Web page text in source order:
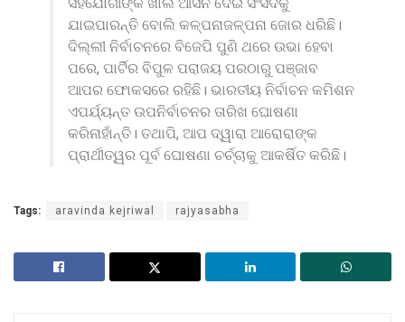
ଯାଇପାରନ୍ତି ବୋଲି କଳ୍ପନାଜଳ୍ପନା ଜୋର ଧରିଛି।
ଦିଲ୍ଲୀ ନିର୍ବାଚନରେ ​​ବିଜେପି ପୁଣି ଥରେ ଉଭା ହେବା
ପରେ, ପାର୍ଟିର ବିପୁଳ ପରାଜୟ ପରଠାରୁ ପଞ୍ଜାବ
ଆପର ଫୋକସରେ ରହିଛି। ଭାରତୀୟ ନିର୍ବାଚନ କମିଶନ
ଏପର୍ଯ୍ୟନ୍ତ ଉପନିର୍ବାଚନର ତାରିଖ ଘୋଷଣା
କରିନାହାଁନ୍ତି। ତଥାପି, ଆପ ଦ୍ୱାରା ଆରୋରାଙ୍କ
ପ୍ରାର୍ଥୀତ୍ୱର ପୂର୍ବ ଘୋଷଣା ଚର୍ଚ୍ଚାକୁ ଆକର୍ଷିତ କରିଛି।
Tags: aravinda kejriwal rajyasabha